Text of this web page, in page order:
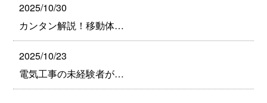
2025/10/30
カンタン解説！移動体…
2025/10/23
電気工事の未経験者が…